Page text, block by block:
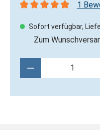
1
Sofort verfügbar,
Zum
Produkt